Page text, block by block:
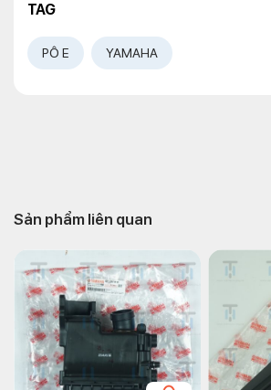
TAG
PÔ E YAMAHA
Sản phẩm liên quan